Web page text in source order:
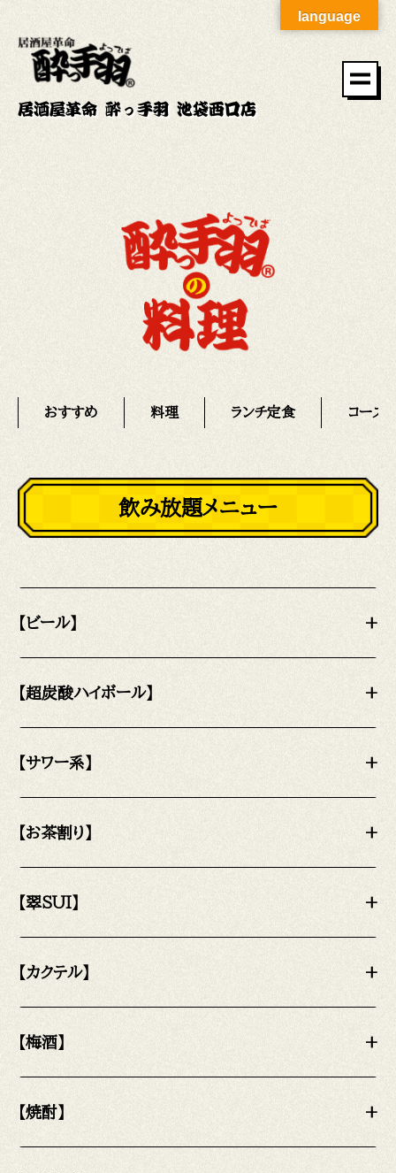
居酒屋革命 酔っ手羽 池袋西口店
おすすめ 料理 ランチ定食 コース
飲み放題メニュー
【ビール】 +
【超炭酸ハイボール】 +
【サワー系】 +
【お茶割り】 +
【翠SUI】 +
【カクテル】 +
【梅酒】 +
【焼酎】 +
language